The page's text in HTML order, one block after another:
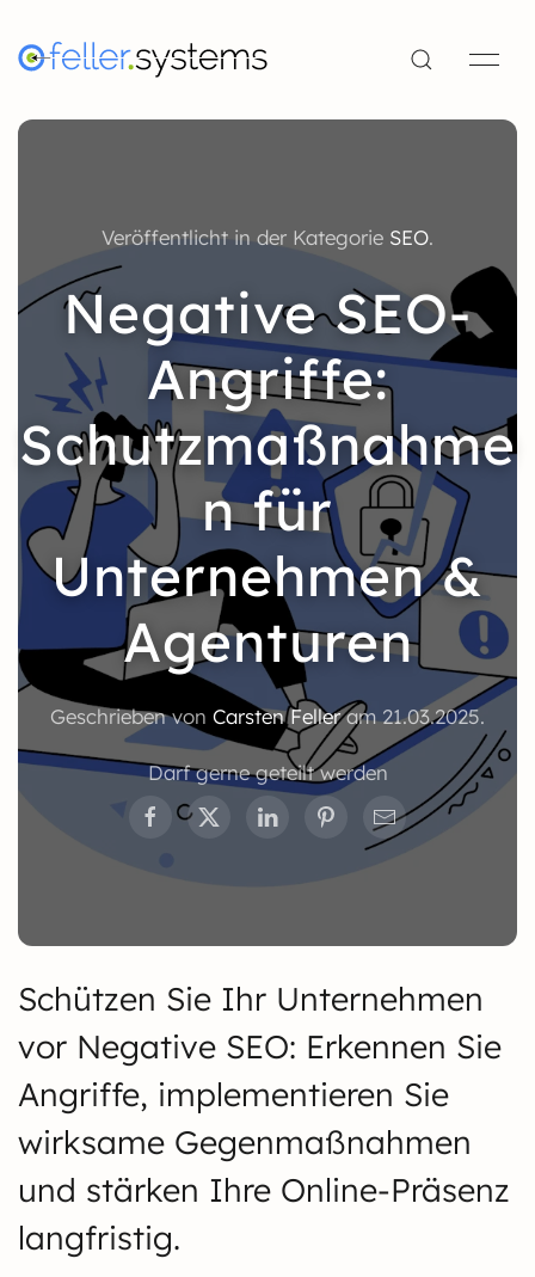
Veröffentlicht in der Kategorie SEO.
Negative SEO-
Angriffe:
Schutzmaßnahme
n für
Unternehmen &
Agenturen
Geschrieben von Carsten Felleram21.03.2025.
Darf gerne geteilt werden
Schützen Sie Ihr Unternehmen
vor Negative SEO: Erkennen Sie
Angriffe, implementieren Sie
wirksame Gegenmaßnahmen
und stärken Ihre Online-Präsenz
langfristig.